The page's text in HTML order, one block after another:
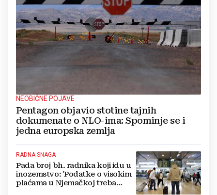
NEOBIČNE POJAVE
Pentagon objavio stotine tajnih
dokumenate o NLO-ima: Spominje se i
jedna europska zemlja
RADNA SNAGA
Pada broj bh. radnika koji idu u
inozemstvo: 'Podatke o visokim
plaćama u Njemačkoj treba